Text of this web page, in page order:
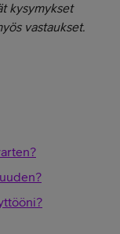
kysymykset
vastaukset.